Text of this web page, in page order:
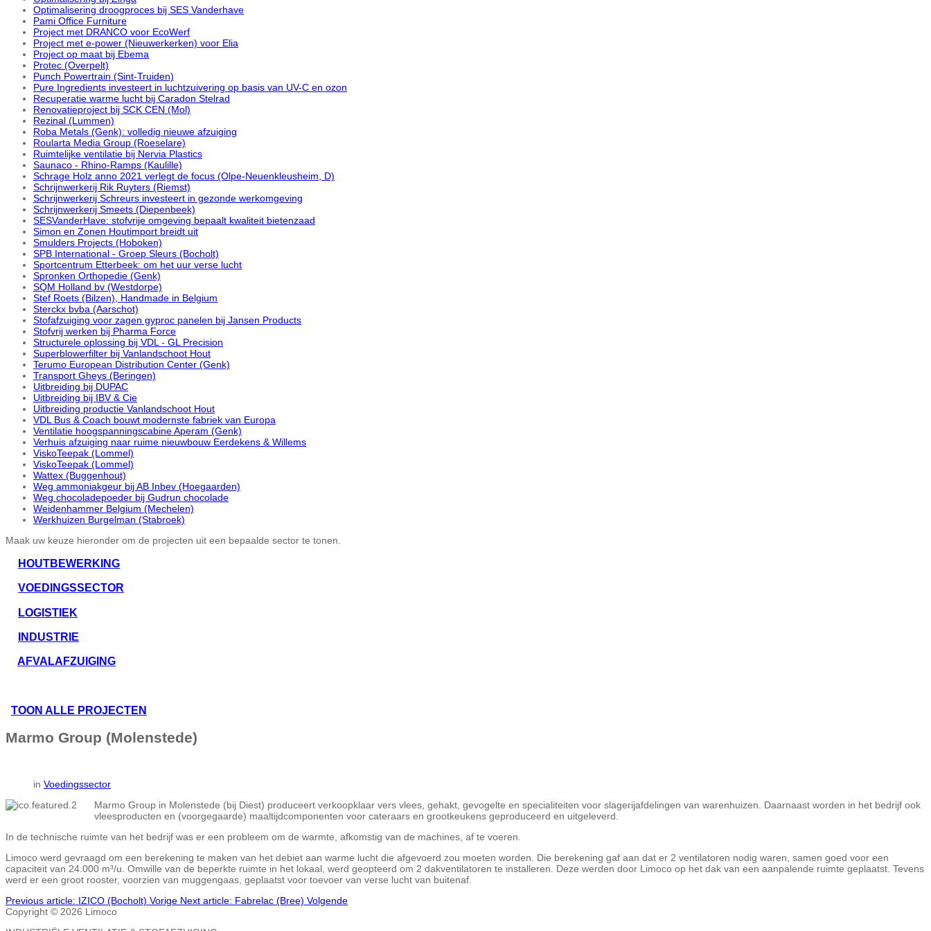
Optimalisering droogproces bij SES Vanderhave
Pami Office Furniture
Project met DRANCO voor EcoWerf
Project met e-power (Nieuwerkerken) voor Elia
Project op maat bij Ebema
Protec (Overpelt)
Punch Powertrain (Sint-Truiden)
Pure Ingredients investeert in luchtzuivering op basis van UV-C en ozon
Recuperatie warme lucht bij Caradon Stelrad
Renovatieproject bij SCK CEN (Mol)
Rezinal (Lummen)
Roba Metals (Genk): volledig nieuwe afzuiging
Roularta Media Group (Roeselare)
Ruimtelijke ventilatie bij Nervia Plastics
Saunaco - Rhino-Ramps (Kaulille)
Schrage Holz anno 2021 verlegt de focus (Olpe-Neuenkleusheim, D)
Schrijnwerkerij Rik Ruyters (Riemst)
Schrijnwerkerij Schreurs investeert in gezonde werkomgeving
Schrijnwerkerij Smeets (Diepenbeek)
SESVanderHave: stofvrije omgeving bepaalt kwaliteit bietenzaad
Simon en Zonen Houtimport breidt uit
Smulders Projects (Hoboken)
SPB International - Groep Sleurs (Bocholt)
Sportcentrum Etterbeek: om het uur verse lucht
Spronken Orthopedie (Genk)
SQM Holland bv (Westdorpe)
Stef Roets (Bilzen), Handmade in Belgium
Sterckx bvba (Aarschot)
Stofafzuiging voor zagen gyproc panelen bij Jansen Products
Stofvrij werken bij Pharma Force
Structurele oplossing bij VDL - GL Precision
Superblowerfilter bij Vanlandschoot Hout
Terumo European Distribution Center (Genk)
Transport Gheys (Beringen)
Uitbreiding bij DUPAC
Uitbreiding bij IBV & Cie
Uitbreiding productie Vanlandschoot Hout
VDL Bus & Coach bouwt modernste fabriek van Europa
Ventilatie hoogspanningscabine Aperam (Genk)
Verhuis afzuiging naar ruime nieuwbouw Eerdekens & Willems
ViskoTeepak (Lommel)
ViskoTeepak (Lommel)
Wattex (Buggenhout)
Weg ammoniakgeur bij AB Inbev (Hoegaarden)
Weg chocoladepoeder bij Gudrun chocolade
Weidenhammer Belgium (Mechelen)
Werkhuizen Burgelman (Stabroek)
Maak uw keuze hieronder om de projecten uit een bepaalde sector te tonen.
HOUTBEWERKING
VOEDINGSSECTOR
LOGISTIEK
INDUSTRIE
AFVALAFZUIGING
TOON ALLE PROJECTEN
Marmo Group (Molenstede)
in Voedingssector
Marmo Group in Molenstede (bij Diest) produceert verkoopklaar vers vlees, gehakt, gevogelte en specialiteiten voor slagerijafdelingen van warenhuizen. Daarnaast worden in het bedrijf ook
vleesproducten en (voorgegaarde) maaltijdcomponenten voor cateraars en grootkeukens geproduceerd en uitgeleverd.
In de technische ruimte van het bedrijf was er een probleem om de warmte, afkomstig van de machines, af te voeren.
Limoco werd gevraagd om een berekening te maken van het debiet aan warme lucht die afgevoerd zou moeten worden. Die berekening gaf aan dat er 2 ventilatoren nodig waren, samen goed voor een
capaciteit van 24.000 m³/u. Omwille van de beperkte ruimte in het lokaal, werd geopteerd om 2 dakventilatoren te installeren. Deze werden door Limoco op het dak van een aanpalende ruimte geplaatst. Tevens
werd er een groot rooster, voorzien van muggengaas, geplaatst voor toevoer van verse lucht van buitenaf.
Previous article: IZICO (Bocholt) Vorige Next article: Fabrelac (Bree) Volgende
Copyright © 2026 Limoco